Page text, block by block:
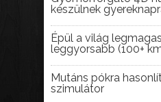
készülnek
Épül a világ
leggyorsabb (100+
Mutáns pókra
szimulátor